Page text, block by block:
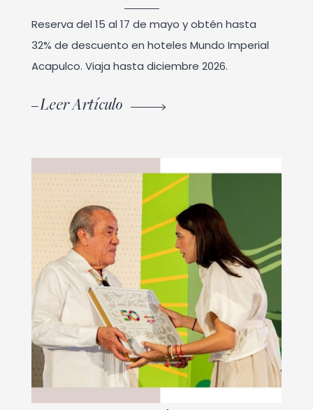
Reserva del 15 al 17 de mayo y obtén hasta
32% de descuento en hoteles Mundo Imperial
Acapulco. Viaja hasta diciembre 2026.
Leer Artículo